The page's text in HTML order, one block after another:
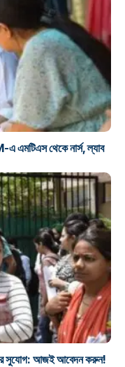
এ এমটিএস থেকে নার্স, ল্যাব
সুযোগ: আজই আবেদন করুন!